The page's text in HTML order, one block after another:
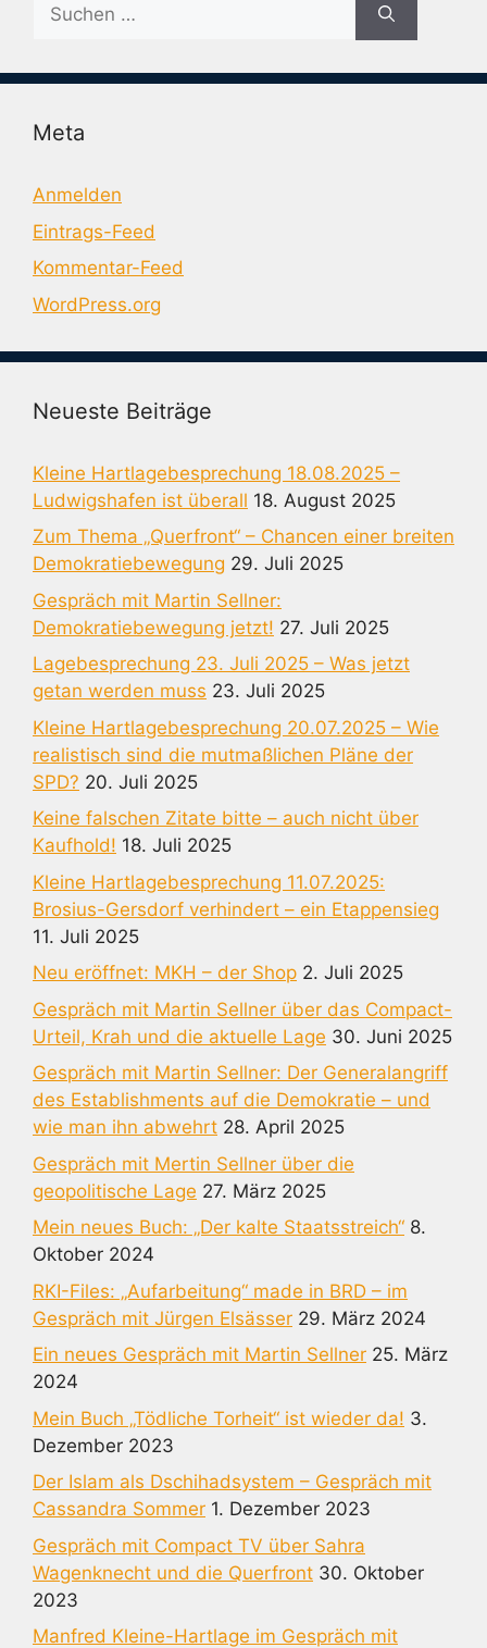
nach:
Meta
Anmelden
Eintrags-Feed
Kommentar-Feed
WordPress.org
Neueste Beiträge
Kleine Hartlagebesprechung 18.08.2025 –
Ludwigshafen ist überall 18. August 2025
Zum Thema „Querfront“ – Chancen einer breiten
Demokratiebewegung 29. Juli 2025
Gespräch mit Martin Sellner:
Demokratiebewegung jetzt! 27. Juli 2025
Lagebesprechung 23. Juli 2025 – Was jetzt
getan werden muss 23. Juli 2025
Kleine Hartlagebesprechung 20.07.2025 – Wie
realistisch sind die mutmaßlichen Pläne der
SPD? 20. Juli 2025
Keine falschen Zitate bitte – auch nicht über
Kaufhold! 18. Juli 2025
Kleine Hartlagebesprechung 11.07.2025:
Brosius-Gersdorf verhindert – ein Etappensieg
11. Juli 2025
Neu eröffnet: MKH – der Shop 2. Juli 2025
Gespräch mit Martin Sellner über das Compact-
Urteil, Krah und die aktuelle Lage 30. Juni 2025
Gespräch mit Martin Sellner: Der Generalangriff
des Establishments auf die Demokratie – und
wie man ihn abwehrt 28. April 2025
Gespräch mit Mertin Sellner über die
geopolitische Lage 27. März 2025
Mein neues Buch: „Der kalte Staatsstreich“ 8.
Oktober 2024
RKI-Files: „Aufarbeitung“ made in BRD – im
Gespräch mit Jürgen Elsässer 29. März 2024
Ein neues Gespräch mit Martin Sellner 25. März
2024
Mein Buch „Tödliche Torheit“ ist wieder da! 3.
Dezember 2023
Der Islam als Dschihadsystem – Gespräch mit
Cassandra Sommer 1. Dezember 2023
Gespräch mit Compact TV über Sahra
Wagenknecht und die Querfront 30. Oktober
2023
Manfred Kleine-Hartlage im Gespräch mit